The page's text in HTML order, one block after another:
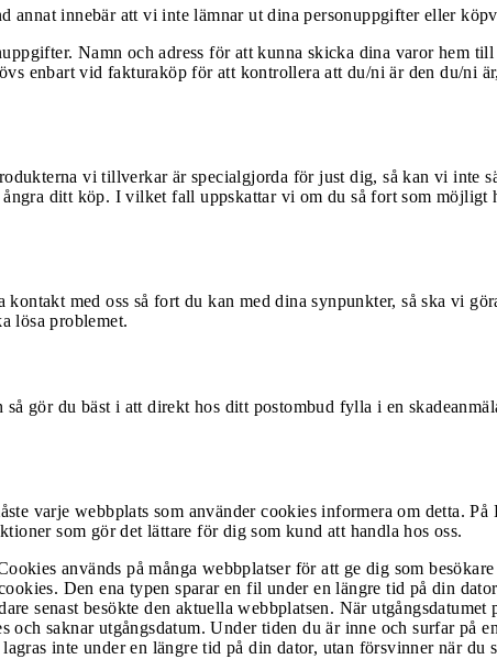
innebär att vi inte lämnar ut dina personuppgifter eller
Namn och adress för att kunna skicka dina varor hem
enbart vid fakturaköp för att kontrollera att du/ni är den du/ni
vi tillverkar är specialgjorda för just dig, så kan vi inte
ditt köp. I vilket fall uppskattar vi om du så fort som
med oss så fort du kan med dina synpunkter, så ska vi
lösa problemet.
gör du bäst i att direkt hos ditt postombud fylla i en
varje webbplats som använder cookies informera om detta. På
som gör det lättare för dig som kund att handla hos oss.
används på många webbplatser för att ge dig som
Den ena typen sparar en fil under en längre tid på din
senast besökte den aktuella webbplatsen. När utgångsdatumet
saknar utgångsdatum. Under tiden du är inne och surfar på
inte under en längre tid på din dator, utan försvinner när du